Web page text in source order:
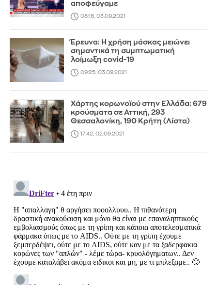
αποφεύγαμε
08:18, 03.09.2021
Έρευνα: Η χρήση μάσκας μειώνει
σημαντικά τη συμπτωματική
λοίμωξη covid-19
09:25, 03.09.2021
Χάρτης κορωνοϊού στην Ελλάδα: 679
κρούσματα σε Αττική, 293
Θεσσαλονίκη, 190 Κρήτη (Λίστα)
17:42, 02.09.2021